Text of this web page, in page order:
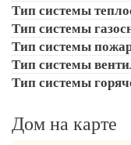
Тип системы
Тип системы
Тип системы
Тип системы
Тип системы
Дом на карте